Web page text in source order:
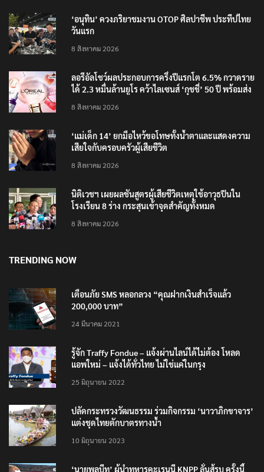
‘อนุทิน’ ควงภริยาชมงาน OTOP ศิลปาชีพ ประทีปไทย
วันแรก
8 สิงหาคม 2026
ลอรีอัลโชว์ผลประกอบการครึ่งปีแรกโต 6.5% กวาดราย
ได้ 2.3 หมื่นล้านยูโร คว้าไลเซนส์ ‘กุชชี่’ 50 ปี พร้อมส่ง
8 สิงหาคม 2026
‘แม่เด็ก 14’ ยกมือไหว้ขอโทษทั้งน้ำตาและแสดงความ
เสียใจกับครอบครัวผู้เสียชีวิต
8 สิงหาคม 2026
นิติเวชฯ เผยผลชันสูตรผู้เสียชีวิตเหตุใช้อาวุธปืนใน
โรงเรียน 8 ร่าง กระสุนเข้าจุดสำคัญทั้งหมด
8 สิงหาคม 2026
TRENDING NOW
เตือนภัย SMS หลอกลวง “คุณฝากเงินสำเร็จแล้ว
200,000 บาท”
24 มีนาคม 2021
รู้จัก Traffy Fondue – แจ้งผ่านไลน์ได้ไม่ต้อง โหลด
แอพใหม่ – แจ้งได้ทั่วไทย ไม่ใช่แค่ในกรุง
25 มิถุนายน 2022
ปลัดกระทรวงวัฒนธรรม ร่วมกิจกรรม ‘นาวาภิกขาจาร’
แต่งชุดไทยตักบาตรทางน้ำ
10 มิถุนายน 2023
‘นายพลบีทู’ ผู้นำทหารคะเรนนี KNPP ลั่นสู้รบ ครั้งนี้